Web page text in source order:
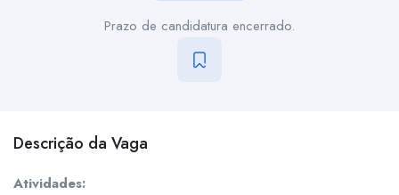
Prazo de candidatura encerrado.
Descrição da Vaga
Atividades: